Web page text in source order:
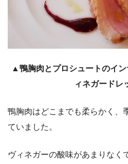
▲鴨胸肉とプロシュートのイ
ィネガードレ
鴨胸肉はどこまでも柔らかく、
ていました。
ヴィネガーの酸味があまりなく